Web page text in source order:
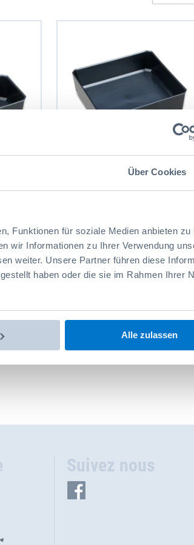
Über Cookies
Funktionen für soziale Medien anbieten zu
wir Informationen zu Ihrer Verwendung
weiter. Unsere Partner führen diese
haben oder die sie im Rahmen Ihrer
Alle zulassen
Suivez nous